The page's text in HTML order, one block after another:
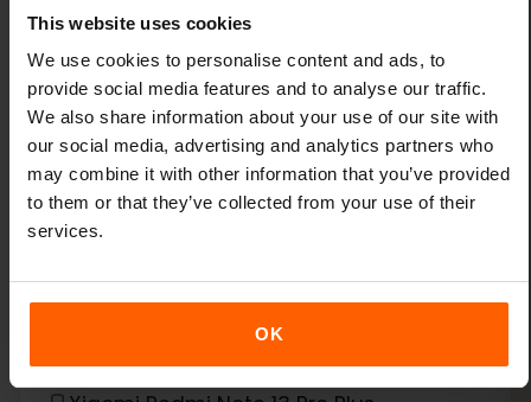
This website uses cookies
We use cookies to personalise content and ads, to
provide social media features and to analyse our traffic.
We also share information about your use of our site with
our social media, advertising and analytics partners who
may combine it with other information that you’ve provided
to them or that they’ve collected from your use of their
services.
OK
Xiaomi 14 Pro
Xiaomi 14T
Xiaomi 14T Pro
Xiaomi 15
Xiaomi Redmi Note 11 Pro 5G
Xiaomi Redmi Note 13 Pro